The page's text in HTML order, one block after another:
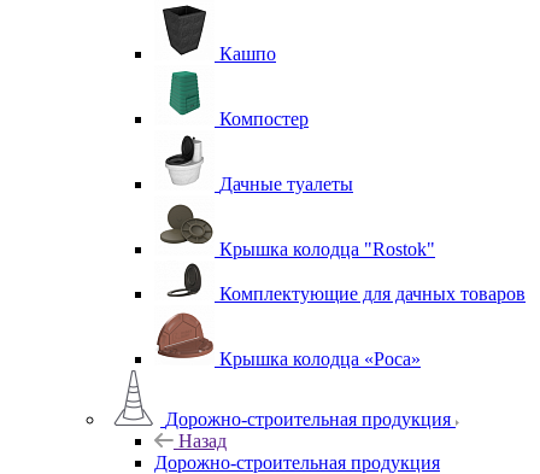
Кашпо
Компостер
Дачные туалеты
Крышка колодца "Rostok"
Комплектующие для дачных товаров
Крышка колодца «Роса»
Дорожно-строительная продукция
Назад
Дорожно-строительная продукция